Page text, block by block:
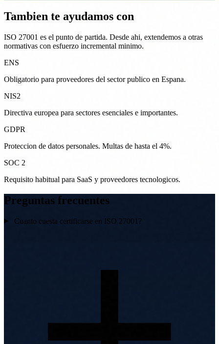
Tambien te ayudamos con
ISO 27001 es el punto de partida. Desde ahi, extendemos a otras
normativas con esfuerzo incremental minimo.
ENS
Obligatorio para proveedores del sector publico en Espana.
NIS2
Directiva europea para sectores esenciales e importantes.
GDPR
Proteccion de datos personales. Multas de hasta el 4%.
SOC 2
Requisito habitual para SaaS y proveedores tecnologicos.
Preguntas frecuentes
Cuanto cuesta certificarse en ISO 27001?